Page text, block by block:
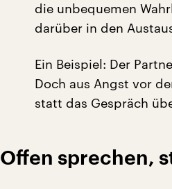
die unbequemen
darüber in den
Ein Beispiel: Der
Doch aus Angst vor
statt das Gespräch
Offen sprechen,